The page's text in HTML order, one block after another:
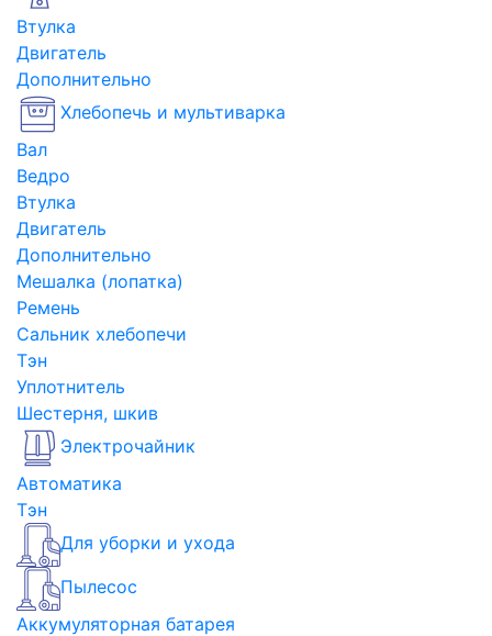
Втулка
Двигатель
Дополнительно
Хлебопечь и мультиварка
Вал
Ведро
Втулка
Двигатель
Дополнительно
Мешалка (лопатка)
Ремень
Сальник хлебопечи
Тэн
Уплотнитель
Шестерня, шкив
Электрочайник
Автоматика
Тэн
Для уборки и ухода
Пылесос
Аккумуляторная батарея